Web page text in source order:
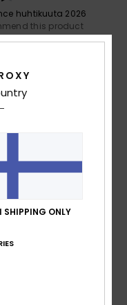
huhtikuuta 2026
this product
for money
4.5
SHIPPING ONLY